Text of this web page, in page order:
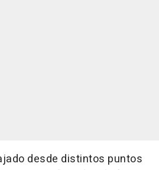
desde distintos puntos